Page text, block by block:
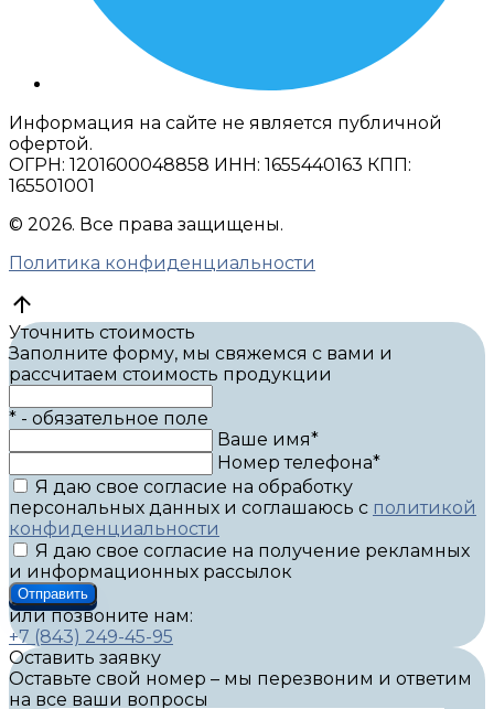
Информация на сайте не является публичной
офертой.
ОГРН: 1201600048858 ИНН: 1655440163 КПП:
165501001
© 2026. Все права защищены.
Политика конфиденциальности
Уточнить стоимость
Заполните форму, мы свяжемся с вами и
рассчитаем стоимость продукции
* - обязательное поле
Ваше имя*
Номер телефона*
Я даю свое согласие на обработку
персональных данных и соглашаюсь с политикой
конфиденциальности
Я даю свое согласие на получение рекламных
и информационных рассылок
Отправить
или позвоните нам:
+7 (843) 249-45-95
Оставить заявку
Оставьте свой номер – мы перезвоним и ответим
на все ваши вопросы